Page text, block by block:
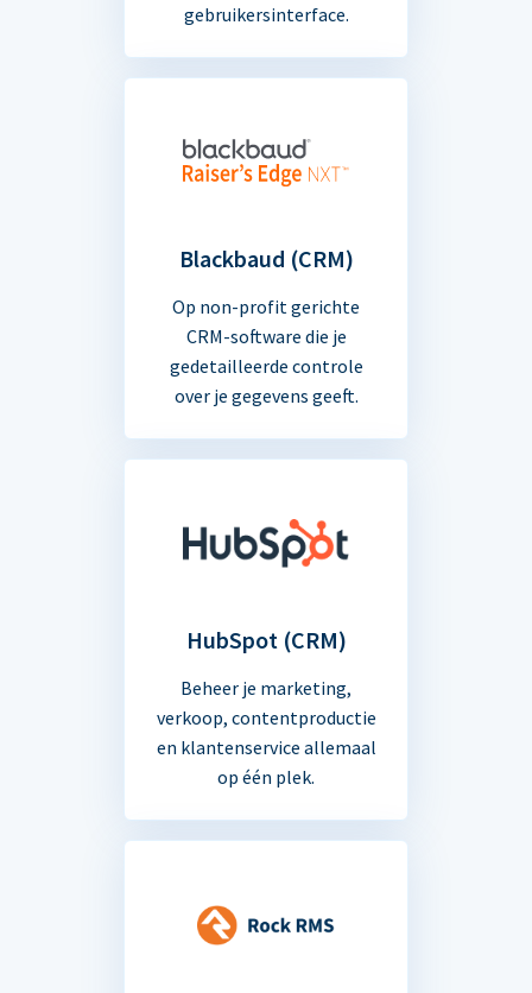
gebruikersinterface.
Blackbaud (CRM)
Op non-profit gerichte
CRM-software die je
gedetailleerde controle
over je gegevens geeft.
HubSpot (CRM)
Beheer je marketing,
verkoop, contentproductie
en klantenservice allemaal
op één plek.